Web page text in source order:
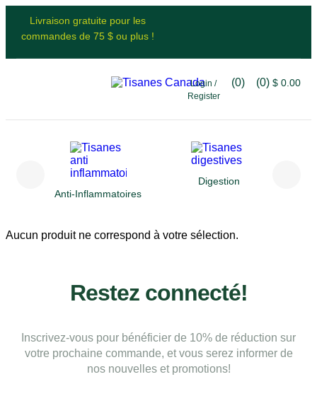
Livraison gratuite pour les
commandes de 75 $ ou plus !
Login /
Register
(0) (0) $0.00
Anti-Inflammatoires
Digestion
Aucun produit ne correspond à votre sélection.
Restez connecté!
Inscrivez-vous pour bénéficier de 10% de réduction sur
votre prochaine commande, et vous serez informer de
nos nouvelles et promotions!